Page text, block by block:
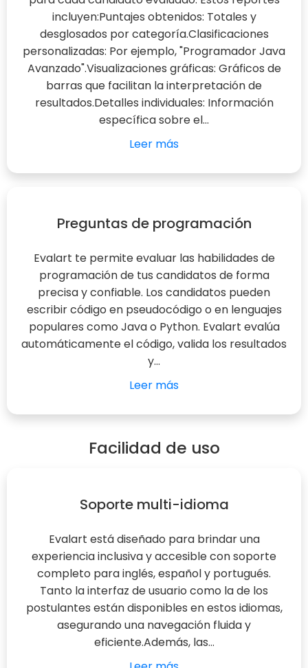
incluyen:Puntajes obtenidos: Totales y
desglosados por categoría.Clasificaciones
personalizadas: Por ejemplo, "Programador Java
Avanzado".Visualizaciones gráficas: Gráficos de
barras que facilitan la interpretación de
resultados.Detalles individuales: Información
específica sobre el...
Leer más
Preguntas de programación
Evalart te permite evaluar las habilidades de
programación de tus candidatos de forma
precisa y confiable. Los candidatos pueden
escribir código en pseudocódigo o en lenguajes
populares como Java o Python. Evalart evalúa
automáticamente el código, valida los resultados
y...
Leer más
Facilidad de uso
Soporte multi-idioma
Evalart está diseñado para brindar una
experiencia inclusiva y accesible con soporte
completo para inglés, español y portugués.
Tanto la interfaz de usuario como la de los
postulantes están disponibles en estos idiomas,
asegurando una navegación fluida y
eficiente.Además, las...